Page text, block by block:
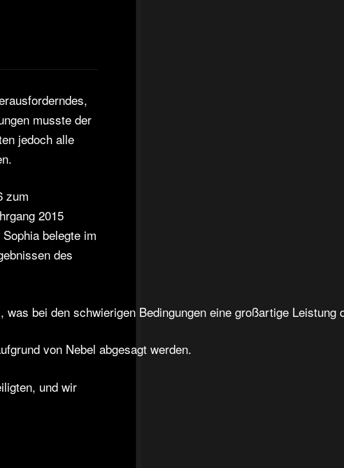
musste der
jedoch alle
zum
2015
belegte im
des
bei den schwierigen Bedingungen eine großartige Leistung
von Nebel abgesagt werden.
und wir